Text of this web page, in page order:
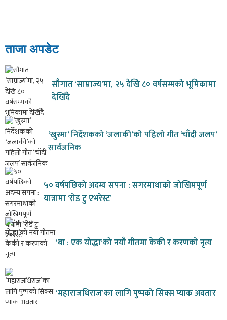
ताजा अपडेट
सौगात ‘साम्राज्य’मा, २५ देखि ८० वर्षसम्मको भूमिकामा
देखिँदै
‘खुस्मा’ निर्देशकको ‘जलाकी’को पहिलो गीत ‘चाँदी जलप’
सार्वजनिक
५० वर्षपछिको अदम्य सपना : सगरमाथाको जोखिमपूर्ण
यात्रामा ‘रोड टु एभरेस्ट’
‘बा : एक योद्धा’को नयाँ गीतमा केकी र करणको नृत्य
‘महाराजधिराज’का लागि पुष्पको सिक्स प्याक अवतार